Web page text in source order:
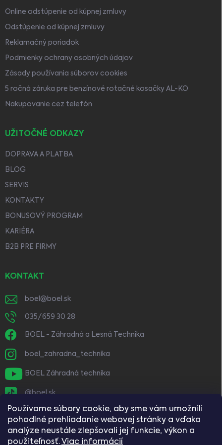
Používame súbory cookie, aby sme vám umožnili
pohodlné prehliadanie webovej stránky a vďaka
analýze neustále zlepšovali jej funkcie, výkon a
použiteľnosť. Viac informácií
Online odstúpenie od kúpnej zmluvy
Odstúpenie od kúpnej zmluvy
Reklamačný poriadok
Podmienky ochrany osobných údajov
Zásady používania súborov cookies
5 ročná záruka pre benzínové rotačné kosačky AL-KO
Nakupovanie cez telefón
UŽITOČNÉ ODKAZY
DOPRAVA A PLATBA
BLOG
SERVIS
KONTAKTY
BONUSOVÝ PROGRAM
KARIÉRA
B2B PRE FIRMY
KONTAKT
boel @ boel.sk
035/659 30 28
BOEL - Záhradná a Lesná Technika
boel_zahradna_technika
BOEL Záhradná technika
@boel.sk